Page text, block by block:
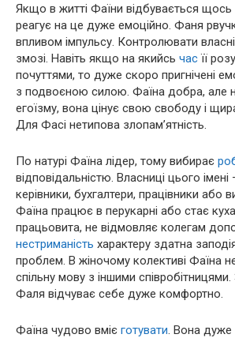
Якщо в житті Фаїни відбувається
реагує на це дуже емоційно. Фаня
впливом імпульсу. Контролювати
змозі. Навіть якщо на якийсь часїї
почуттями, то дуже скоро пригнічені
з подвоєною силою. Фаїна добра, але
егоїзму, вона цінує свою свободу і
Для Фасі нетипова злопам’ятність.
По натурі Фаїна лідер, тому вибирає
відповідальністю. Власниці цього
керівники, бухгалтери, працівники або
Фаїна працює в перукарні або стає
працьовита, не відмовляє колегам
нестриманість характеру здатна
проблем. В жіночому колективі Фаїна
спільну мову з іншими
Фаля відчуває себе дуже комфортно.
Фаїна чудово вміє готувати . Вона